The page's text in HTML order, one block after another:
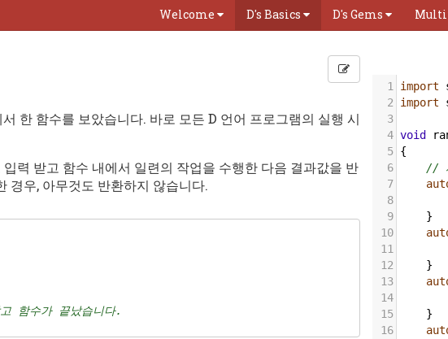
Welcome D's Basics D's Gems
한 함수를 보았습니다. 바로 모든 D 언어 프로그램의 실행 시
력 받고 함수 내에서 일련의 작업을 수행한 다음 결과값을 반
경우, 아무것도 반환하지 않습니다.
함수가 끝났습니다.
1 import
2
import
3
4 void
5 {
6
//
7
8
9
}
10
11
12
}
13
14
15
}
16